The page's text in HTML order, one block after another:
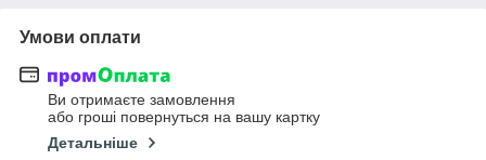
Умови оплати
Ви отримаєте замовлення
або гроші повернуться на вашу картку
Детальніше